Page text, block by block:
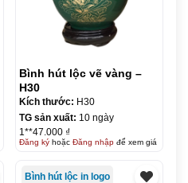
Bình hút lộc vẽ vàng –
H30
Kích thước: H30
TG sản xuất: 10 ngày
1**47.000 ₫
Đăng kýhoặc Đăng nhậpđể xem giá
Bình hút lộc in logo